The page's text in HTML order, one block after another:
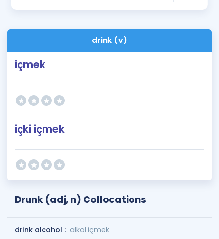
Blog
İngilizce Gramer
drink (v)
içmek
içki içmek
Drunk (adj, n) Collocations
drink alcohol : alkol içmek